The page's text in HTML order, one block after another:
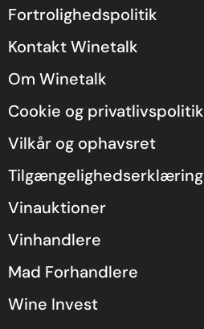
Fortrolighedspolitik
Kontakt Winetalk
Om Winetalk
Cookie og privatlivspolitik
Vilkår og ophavsret
Tilgængelighedserklæring
Vinauktioner
Vinhandlere
Mad Forhandlere
Wine Invest